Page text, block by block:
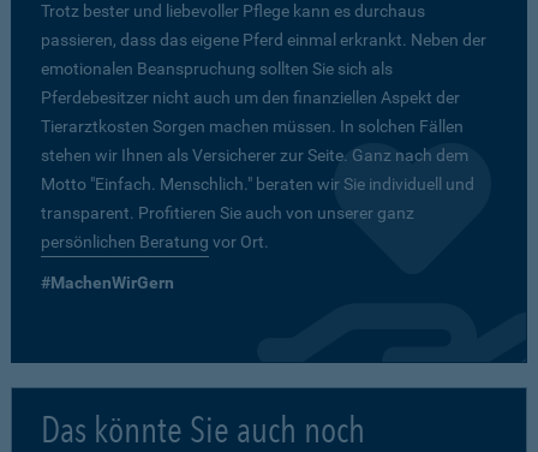
Trotz bester und liebevoller Pflege kann es durchaus
passieren, dass das eigene Pferd einmal erkrankt. Neben der
emotionalen Beanspruchung sollten Sie sich als
Pferdebesitzer nicht auch um den finanziellen Aspekt der
Tierarztkosten Sorgen machen müssen. In solchen Fällen
stehen wir Ihnen als Versicherer zur Seite. Ganz nach dem
Motto "Einfach. Menschlich." beraten wir Sie individuell und
transparent. Profitieren Sie auch von unserer ganz
persönlichen Beratung vor Ort.
#MachenWirGern
Das könnte Sie auch noch